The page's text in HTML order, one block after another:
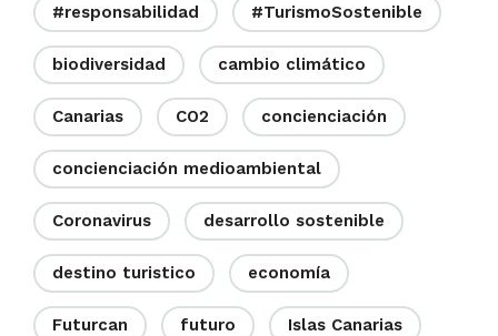
#responsabilidad #TurismoSostenible
biodiversidad cambio climático
Canarias CO2 concienciación
concienciación medioambiental
Coronavirus desarrollo sostenible
destino turistico economía
Futurcan futuro Islas Canarias